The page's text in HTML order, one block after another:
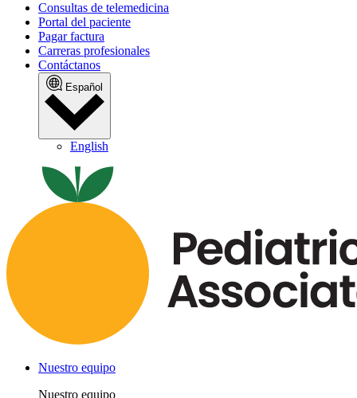
Consultas de telemedicina
Portal del paciente
Pagar factura
Carreras profesionales
Contáctanos
Español
English
Nuestro equipo
Nuestro equipo